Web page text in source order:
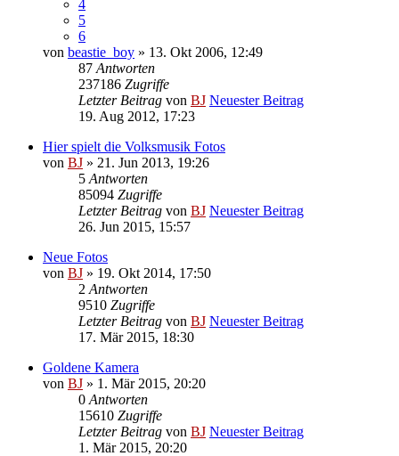
4
5
6
von beastie_boy » 13. Okt 2006, 12:49
87 Antworten
237186 Zugriffe
Letzter Beitrag von BJ Neuester Beitrag
19. Aug 2012, 17:23
Hier spielt die Volksmusik Fotos
von BJ » 21. Jun 2013, 19:26
5 Antworten
85094 Zugriffe
Letzter Beitrag von BJ Neuester Beitrag
26. Jun 2015, 15:57
Neue Fotos
von BJ » 19. Okt 2014, 17:50
2 Antworten
9510 Zugriffe
Letzter Beitrag von BJ Neuester Beitrag
17. Mär 2015, 18:30
Goldene Kamera
von BJ » 1. Mär 2015, 20:20
0 Antworten
15610 Zugriffe
Letzter Beitrag von BJ Neuester Beitrag
1. Mär 2015, 20:20